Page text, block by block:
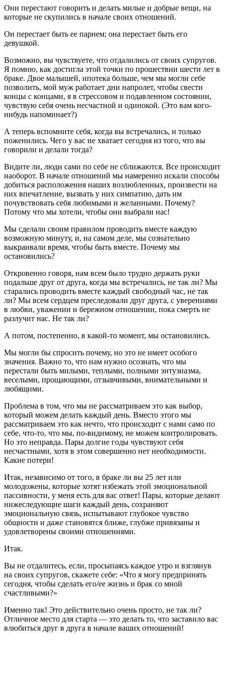
Они перестают говорить и делать милые и добрые вещи, на
которые не скупились в начале своих отношений.
Он перестает быть ее парнем; она перестает быть его
девушкой.
Возможно, вы чувствуете, что отдалились от своих супругов.
Я помню, как достигла этой точки по прошествии шести лет в
браке. Двое малышей, ипотека больше, чем мы могли себе
позволить, мой муж работает дни напролет, чтобы свести
концы с концами, я в стрессовом и подавленном состоянии,
чувствую себя очень несчастной и одинокой. (Это вам кого-
нибудь напоминает?)
А теперь вспомните себя, когда вы встречались, и только
поженились. Чего у вас не хватает сегодня из того, что вы
говорили и делали тогда?
Видите ли, люди сами по себе не сближаются. Все происходит
наоборот. В начале отношений мы намеренно искали способы
добиться расположения наших возлюбленных, произвести на
них впечатление, вызвать у них симпатию, дать им
почувствовать себя любимыми и желанными. Почему?
Потому что мы хотели, чтобы они выбрали нас!
Мы сделали своим правилом проводить вместе каждую
возможную минуту, и, на самом деле, мы сознательно
выкраивали время, чтобы быть вместе. Почему мы
остановились?
Откровенно говоря, нам всем было трудно держать руки
подальше друг от друга, когда мы встречались, не так ли? Мы
старались проводить вместе каждый свободный час, не так
ли? Мы всем сердцем преследовали друг друга, с уверениями
в любви, уважении и бережном отношении, пока смерть не
разлучит нас. Не так ли?
А потом, постепенно, в какой-то момент, мы остановились.
Мы могли бы спросить почему, но это не имеет особого
значения. Важно то, что нам нужно осознать, что мы
перестали быть милыми, теплыми, полными энтузиазма,
веселыми, прощающими, отзывчивыми, внимательными и
любящими.
Проблема в том, что мы не рассматриваем это как выбор,
который можем делать каждый день. Вместо этого мы
рассматриваем это как нечто, что происходит с нами само по
себе, что-то, что мы, по-видимому, не можем контролировать.
Но это неправда. Пары долгие годы чувствуют себя
несчастными, хотя в этом совершенно нет необходимости.
Какие потери!
Итак, независимо от того, в браке ли вы 25 лет или
молодожены, которые хотят избежать этой эмоциональной
пассивности, у меня есть для вас ответ! Пары, которые делают
нижеследующие шаги каждый день, сохраняют
эмоциональную связь, испытывают глубокое чувство
общности и даже становятся ближе, глубже привязаны и
удовлетворены своими отношениями.
Итак.
Вы не отдалитесь, если, просыпаясь каждое утро и взглянув
на своих супругов, скажете себе: «Что я могу предпринять
сегодня, чтобы сделать его/ее жизнь и брак со мной
счастливыми?»
Именно так! Это действительно очень просто, не так ли?
Отличное место для старта — это делать то, что заставило вас
влюбиться друг в друга в начале ваших отношений!